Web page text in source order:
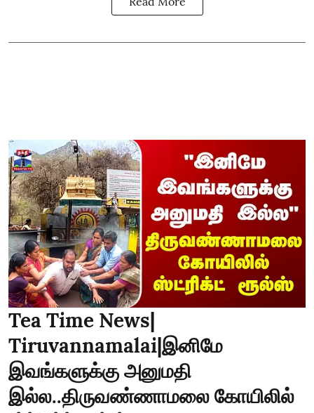
Tea Time News|
Tiruvannamalai|இனிமே
இவங்களுக்கு அனுமதி
இல்ல..திருவண்ணாமலை கோயிலில்